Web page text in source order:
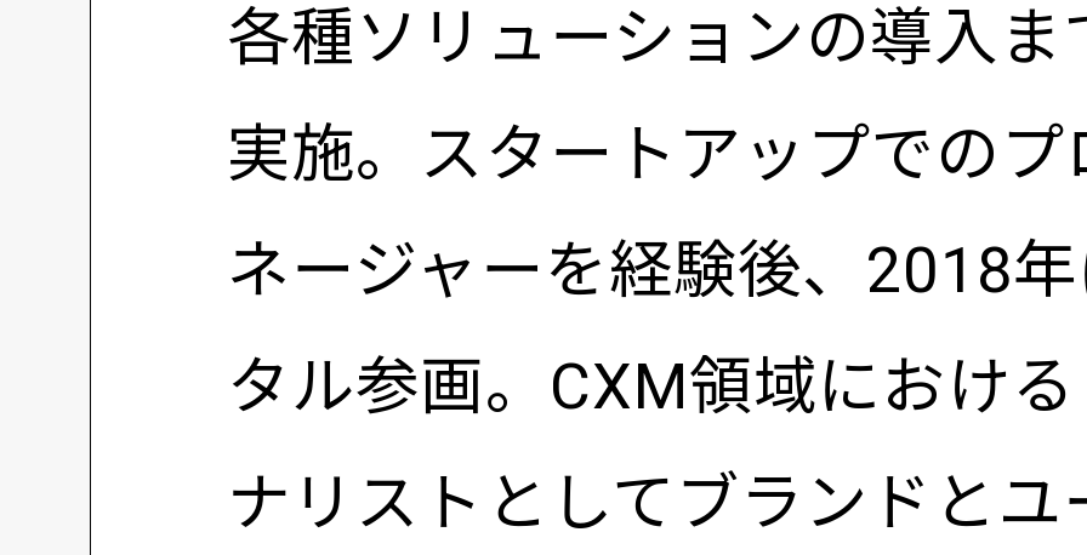
各種ソリューションの導入ま
実施。スタートアップでの
ネージャーを経験後、2018
タル参画。CXM領域におけ
ナリストとしてブランドとユ